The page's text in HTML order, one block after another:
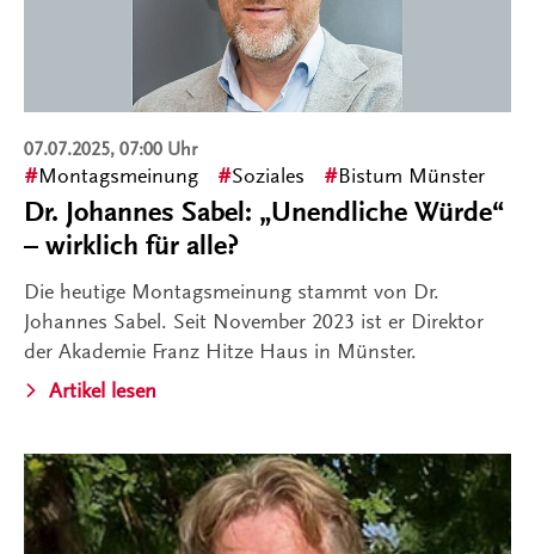
07.07.2025, 07:00 Uhr
Montagsmeinung Soziales Bistum Münster
Dr. Johannes Sabel: „Unendliche Würde“
– wirklich für alle?
Die heutige Montagsmeinung stammt von Dr.
Johannes Sabel. Seit November 2023 ist er Direktor
der Akademie Franz Hitze Haus in Münster.
Artikel lesen